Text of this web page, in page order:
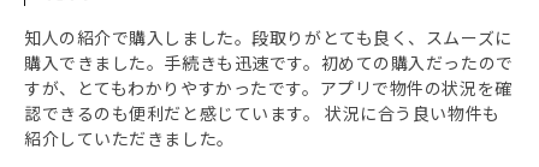
知人の紹介で購入しました。段取りがとても良く、スムーズに
購入できました。手続きも迅速です。初めての購入だったので
すが、とてもわかりやすかったです。アプリで物件の状況を確
認できるのも便利だと感じています。 状況に合う良い物件も
紹介していただきました。